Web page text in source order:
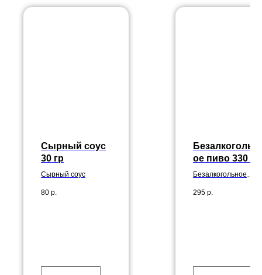
Сырный соус
30 гр
Сырный соус
80 р.
Безалкогольн
ое пиво 330
Безалкогольное
Сварено по
дополнительно
295 р.